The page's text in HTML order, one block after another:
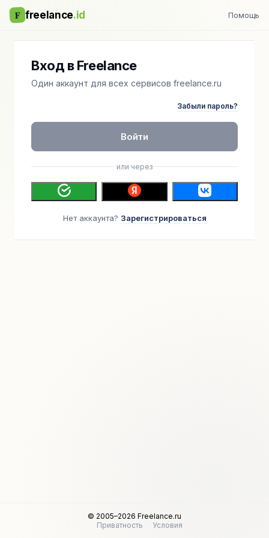
F freelance.id Помощь
Вход в Freelance
Один аккаунт для всех сервисов freelance.ru
Забыли пароль?
Войти
или через
Нет аккаунта? Зарегистрироваться
© 2005–2026 Freelance.ru
Приватность
Условия